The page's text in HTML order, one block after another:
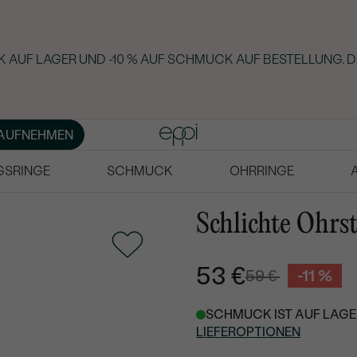
LAGER UND -10 % AUF SCHMUCK AUF BESTELLUNG.
SCHMUCK OHRRINGE
Schlichte
53 €59 € -11 %
SCHMUCK IST AUF
LIEFEROPTIONEN